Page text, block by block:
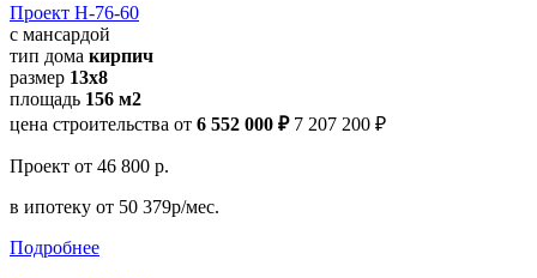
Проект Н-76-60
с мансардой
тип дома кирпич
размер 13x8
площадь 156 м2
цена строительства от 6 552 000 ₽ 7 207 200 ₽
Проект от 46 800 р.
в ипотеку от 50 379р/мес.
Подробнее